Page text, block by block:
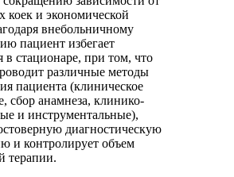
коек и экономической
внебольничному
пациент избегает
в стационаре, при том, что
различные методы
пациента (клиническое
сбор анамнеза, клинико-
и инструментальные),
диагностическую
и контролирует объем
терапии.